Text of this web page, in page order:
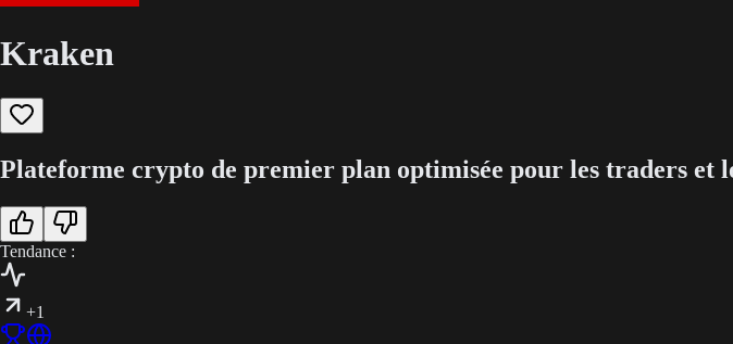
Kraken
Plateforme crypto de premier plan optimisée pour les traders et
Tendance :
+1